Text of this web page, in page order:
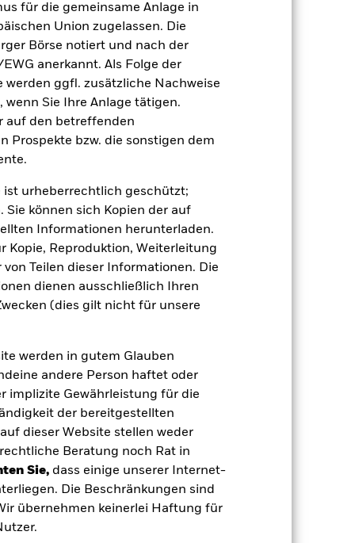
für die gemeinsame Anlage in
Union zugelassen. Die
Börse notiert und nach der
anerkannt. Als Folge der
werden ggfl. zusätzliche Nachweise
Sie Ihre Anlage tätigen.
auf den betreffenden
Prospekte bzw. die sonstigen dem
ist urheberrechtlich geschützt;
können sich Kopien der auf
Informationen herunterladen.
Kopie, Reproduktion, Weiterleitung
Teilen dieser Informationen. Die
dienen ausschließlich Ihren
(dies gilt nicht für unsere
werden in gutem Glauben
andere Person haftet oder
implizite Gewährleistung für die
der bereitgestellten
dieser Website stellen weder
Beratung noch Rat in
Sie,dass einige unserer Internet-
Die Beschränkungen sind
übernehmen keinerlei Haftung für
2021 2022 2023 2024 2025
19,6 -18,9 13,3 11,5 8,5
-18,4 22,2 17,5
Die Märkte könnten sich in
wie der Fonds in der
mit reinvestiertem Bruttoertrag
in der die Wertentwicklung in der
Weitere
von Vermögenswerten, ausfallende
Risiken.Das Anlagerisiko ist
auf lokale wirtschaftliche,
Fonds legt in anderen Währungen an.
Papieren kann durch die täglichen
Wirtschaft sowie
über Derivate erfolgt, kann der
gegenüber denen der Fonds